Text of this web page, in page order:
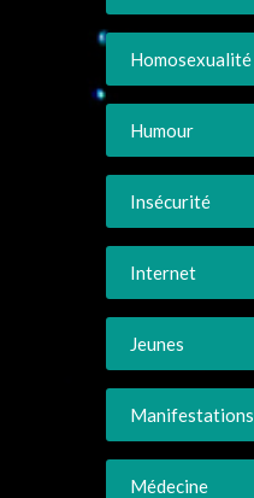
Homosexualité
Humour
Insécurité
Internet
Jeunes
Manifestations
Médecine